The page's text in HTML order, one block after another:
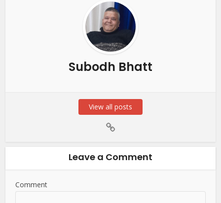
Subodh Bhatt
View all posts
Leave a Comment
Comment